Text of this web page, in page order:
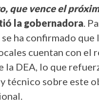
que vence el
la gobernadora.
ha confirmado que
cuentan con el
la DEA, lo que
técnico sobre este